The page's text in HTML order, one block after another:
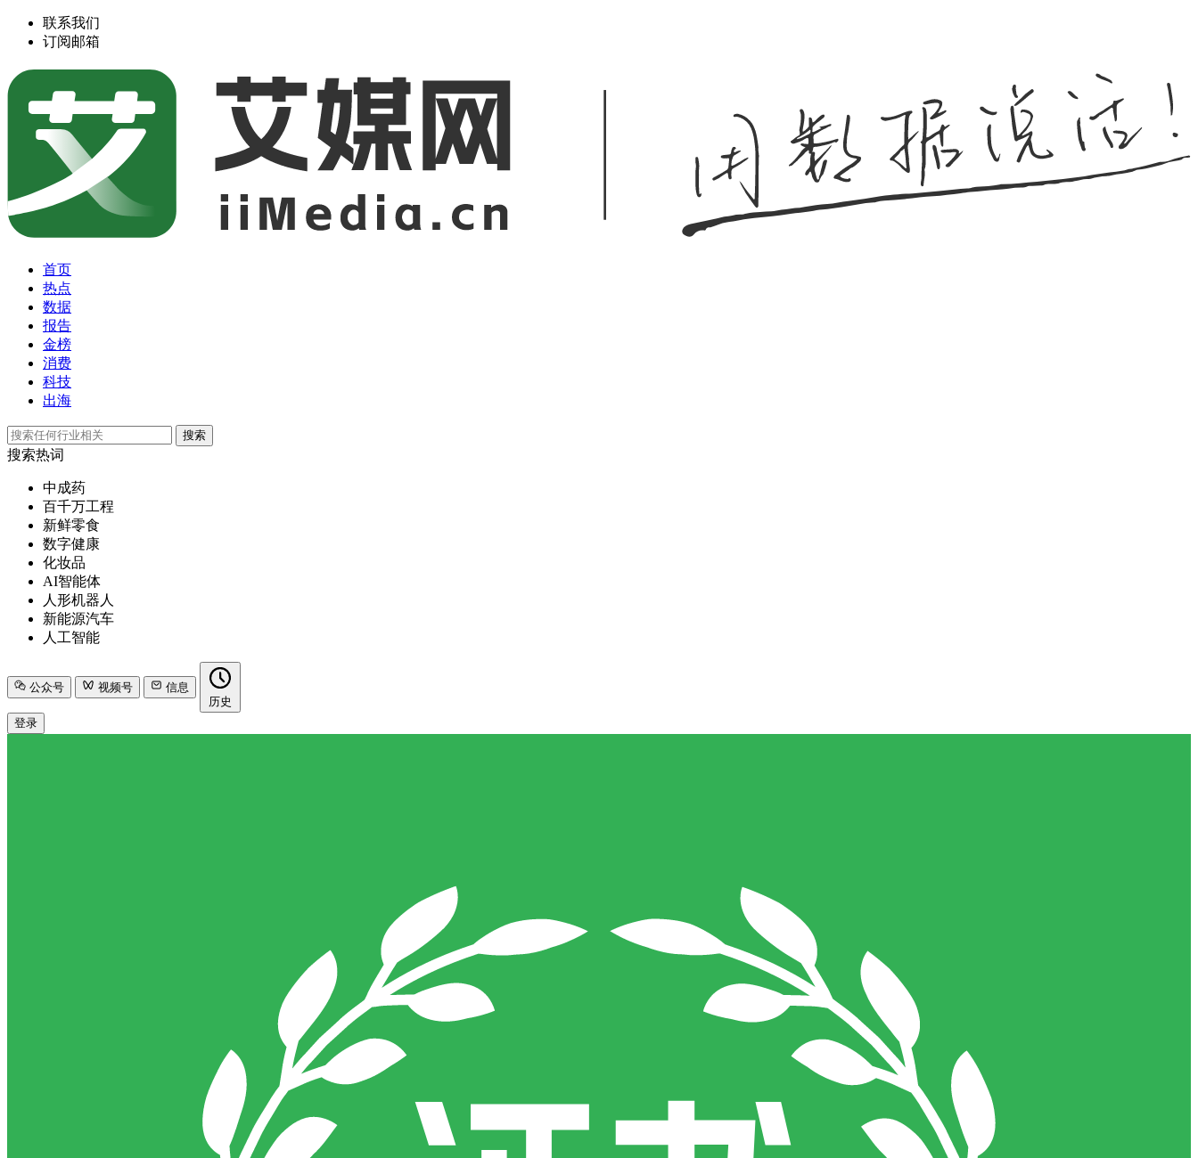
联系我们
订阅邮箱
首页
热点
数据
报告
金榜
消费
科技
出海
搜索
搜索热词
中成药
百千万工程
新鲜零食
数字健康
化妆品
AI智能体
人形机器人
新能源汽车
人工智能
公众号 视频号
信息
历史
登录